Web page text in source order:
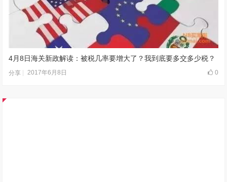
4月8日海关新政解读：被税几率要增大了？我到底要多交多少税？
分享 2017年6月8日 0